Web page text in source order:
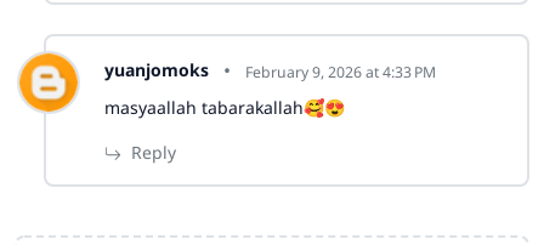
yuanjomoks February 9, 2026 at 4:33 PM
masyaallah tabarakallah🥰😍
Reply